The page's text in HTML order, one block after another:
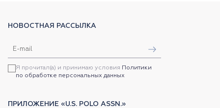
НОВОСТНАЯ РАССЫЛКА
Я прочитал(а) и принимаю условия Политики
по обработке персональных данных
ПРИЛОЖЕНИЕ «U.S. POLO ASSN.»